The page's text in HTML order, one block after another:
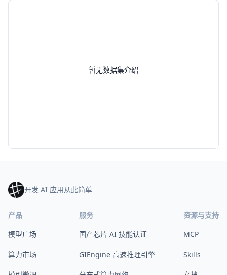
暂无数据集介绍
开发 AI 应用从此简单
产品
模型广场
算力市场
服务
国产芯片 AI 技能认证
GIEngine 高速推理引擎
资源与支持
MCP
Skills